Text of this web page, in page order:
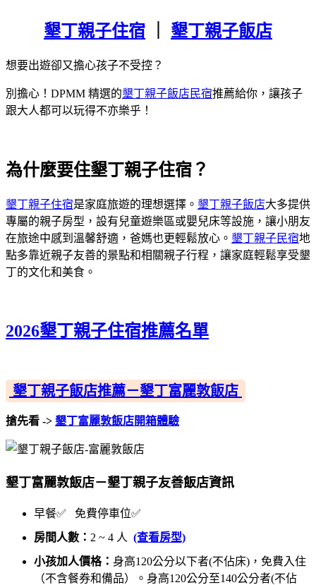
墾丁親子住宿 墾丁親子飯店
想要出遊卻又擔心孩子不受控？
別擔心！DPMM 精選的墾丁親子飯店民宿推薦給你，讓孩子
跟大人都可以玩得不亦樂乎！
為什麼要住墾丁親子住宿？
墾丁親子住宿是家庭旅遊的理想選擇。 墾丁親子飯店大多提供
專屬的親子房型，設有兒童遊樂區或嬰兒床等設施，讓小朋友
在旅途中感到溫馨舒適，爸媽也更輕鬆放心。 墾丁親子民宿地
點多靠近親子友善的景點和相關親子行程，讓家庭輕鬆享受墾
丁的文化和美食。
2026墾丁親子住宿推薦名單
墾丁親子飯店推薦－墾丁富麗敦飯店
搶先看 -> 墾丁富麗敦飯店開箱體驗
墾丁富麗敦飯店－墾丁親子友善飯店資訊
早餐✅ 免費停車位✅
房間人數： 2 ~ 4 人 (查看房型)
小孩加人價格： 身高120公分以下者(不佔床)，免費入住
（不含餐券和備品）。身高120公分至140公分者(不佔